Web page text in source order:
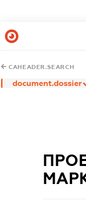
CAHEADER.SEARCH
document.dossier